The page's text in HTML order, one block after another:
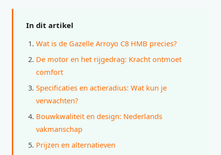
In dit artikel
Wat is de Gazelle Arroyo C8 HMB precies?
De motor en het rijgedrag: Kracht ontmoet
comfort
Specificaties en actieradius: Wat kun je
verwachten?
Bouwkwaliteit en design: Nederlands
vakmanschap
Prijzen en alternatieven